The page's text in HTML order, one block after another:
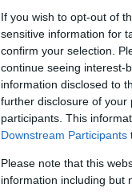
If you wish to opt-out of
sensitive information for
confirm your selection.
continue seeing interest-
information disclosed to
further disclosure of your
participants. This
Downstream Participants
Please note that this
information including but